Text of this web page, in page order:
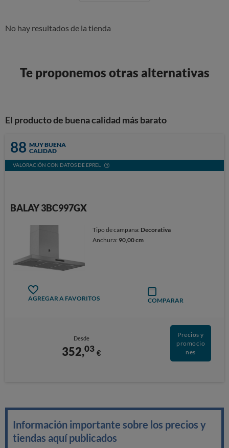
No hay resultados de la tienda
Te proponemos otras alternativas
El producto de buena calidad más barato
88 MUY BUENA
CALIDAD
VALORACIÓN CON DATOS DE EPREL
BALAY 3BC997GX
Tipo de campana: Decorativa
Anchura: 90,00 cm
AGREGAR A FAVORITOS COMPARAR
Desde
352,03 €
Precios y
promocio
nes
Información importante sobre los precios y
tiendas aquí publicados